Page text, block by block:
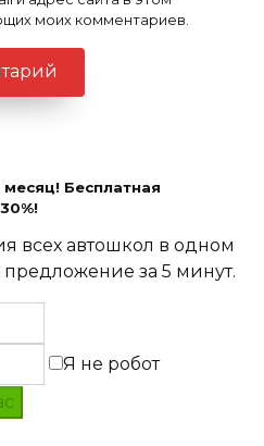
моих комментариев.
Бесплатная
всех автошкол в одном
за 5 минут.
Я не робот